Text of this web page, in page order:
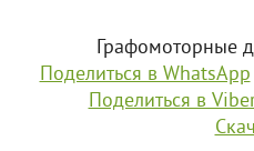
Графомоторные
Поделиться в WhatsApp
Поделиться в